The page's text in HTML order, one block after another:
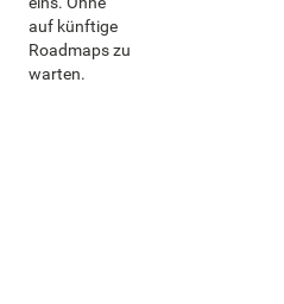
auf künftige
Roadmaps zu
warten.